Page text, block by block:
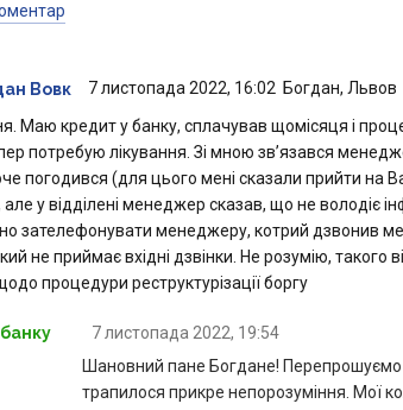
Вовк 7 листопада 2022, 16:02 Богдан, Львов
Маю кредит у банку, сплачував щомісяця і
потребую лікування. Зі мною зв’язався
погодився (для цього мені сказали прийти на
у відділені менеджер сказав, що не володіє
зателефонувати менеджеру, котрий дзвонив
не приймає вхідні дзвінки. Не розумію, такого
процедури реструктурізації боргу
банку
7 листопада 2022, 19:54
Шановний пане Богдане! Перепрошуємо
трапилося прикре непорозуміння. Мої